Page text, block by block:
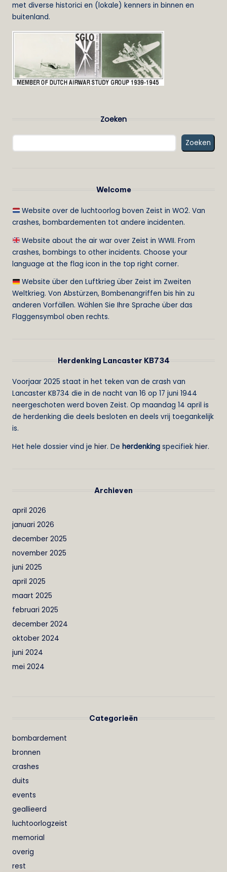
met diverse historici en (lokale) kenners in binnen en
buitenland.
Zoeken
Zoeken
Welcome
Website over de luchtoorlog boven Zeist in WO2. Van
crashes, bombardementen tot andere incidenten.
Website about the air war over Zeist in WWII. From
crashes, bombings to other incidents. Choose your
language at the flag icon in the top right corner.
Website über den Luftkrieg über Zeist im Zweiten
Weltkrieg. Von Abstürzen, Bombenangriffen bis hin zu
anderen Vorfällen. Wählen Sie Ihre Sprache über das
Flaggensymbol oben rechts.
Herdenking Lancaster KB734
Voorjaar 2025 staat in het teken van de crash van
Lancaster KB734 die in de nacht van 16 op 17 juni 1944
neergeschoten werd boven Zeist. Op maandag 14 april is
de herdenking die deels besloten en deels vrij toegankelijk
is.
Het hele dossier vind je hier. De herdenking specifiek hier.
Archieven
april 2026
januari 2026
december 2025
november 2025
juni 2025
april 2025
maart 2025
februari 2025
december 2024
oktober 2024
juni 2024
mei 2024
Categorieën
bombardement
bronnen
crashes
duits
events
geallieerd
luchtoorlogzeist
memorial
overig
rest